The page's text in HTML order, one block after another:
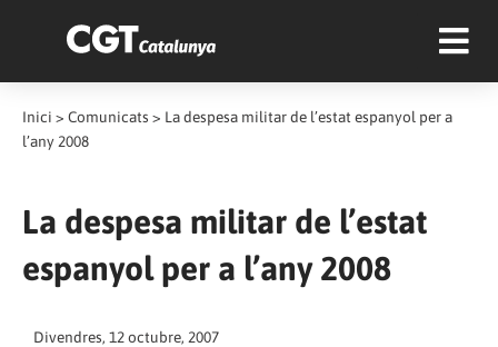
Inici > Comunicats > La despesa militar de l’estat espanyol per a
l’any 2008
La despesa militar de l’estat
espanyol per a l’any 2008
Divendres, 12 octubre, 2007